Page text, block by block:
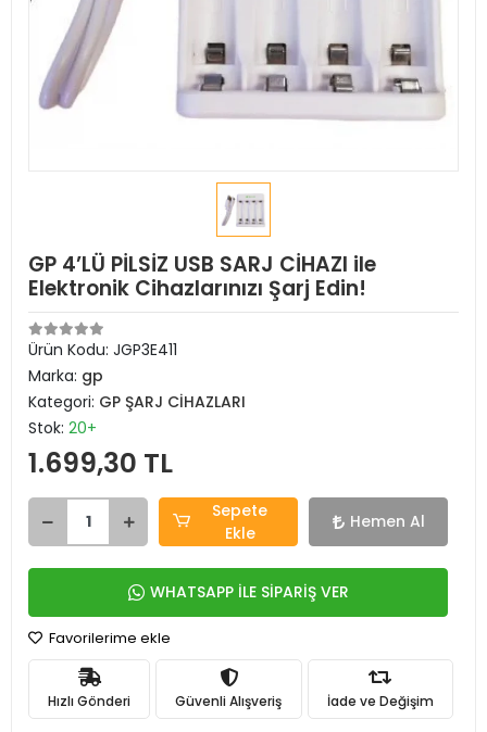
GP 4’LÜ PİLSİZ USB SARJ CİHAZI ile
Elektronik Cihazlarınızı Şarj Edin!
Ürün Kodu: JGP3E411
Marka: gp
Kategori: GP ŞARJ CİHAZLARI
Stok: 20+
1.699,30 TL
Sepete
Ekle
Hemen Al
WHATSAPP İLE SİPARİŞ VER
Favorilerime ekle
Hızlı Gönderi Güvenli Alışveriş İade ve Değişim